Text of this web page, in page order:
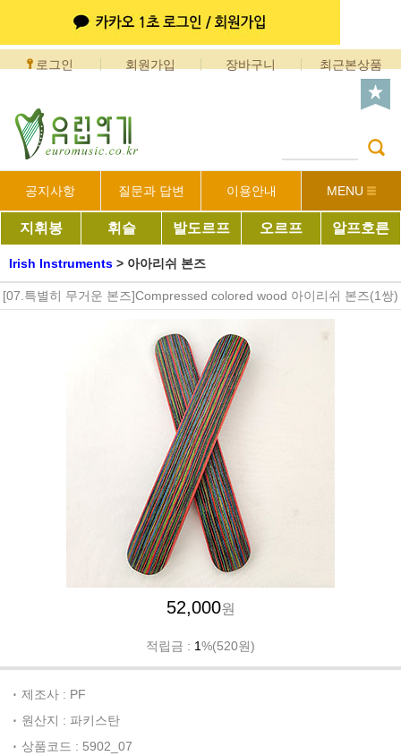
로그인 회원가입 장바구니 최근본상품
공지사항 질문과 답변 이용안내 MENU
지휘봉 휘슬 발도르프 오르프 알프호른
Irish Instruments > 아아리쉬 본즈
[07.특별히 무거운 본즈]Compressed colored wood 아이리쉬 본즈(1쌍)
52,000원
적립금 : 1%(520원)
제조사 : PF
원산지 : 파키스탄
상품코드 : 5902_07